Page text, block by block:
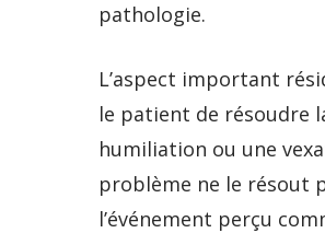
pathologie.
L’aspect important
le patient de résoudre
humiliation ou une
problème ne le résout
l’événement perçu